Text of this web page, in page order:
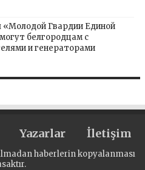
«Молодой Гвардии Единой
белгородцам с
и генераторами
Yazarlar İletişim
haberlerin kopyalanması